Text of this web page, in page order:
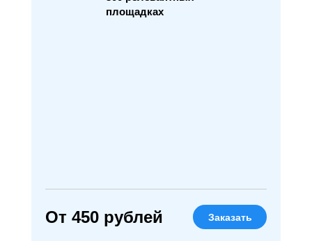
площадках
От 450 рублей Заказать